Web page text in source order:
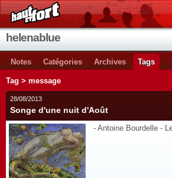
helenablue
Notes Catégories Archives Tags
Tag > message
28/08/2013
Songe d'une nuit d'Août
- Antoine Bourdelle -